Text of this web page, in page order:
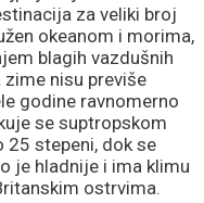
za veliki broj
okeanom i morima,
blagih vazdušnih
zime nisu previše
godine ravnomerno
se suptropskom
25 stepeni, dok se
je hladnije i ima klimu
ostrvima.